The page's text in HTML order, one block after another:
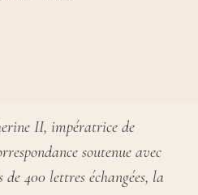
II, impératrice de
soutenue avec
400 lettres échangées, la